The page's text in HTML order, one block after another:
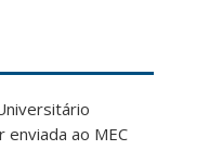
ao MEC